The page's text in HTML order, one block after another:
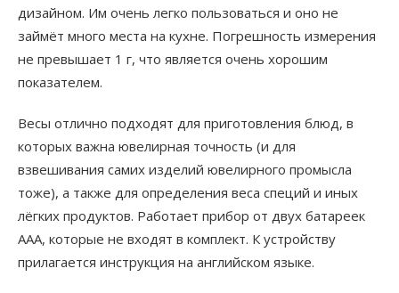
дизайном. Им очень легко пользоваться и оно не
займёт много места на кухне. Погрешность измерения
не превышает 1 г, что является очень хорошим
показателем.
Весы отлично подходят для приготовления блюд, в
которых важна ювелирная точность (и для
взвешивания самих изделий ювелирного промысла
тоже), а также для определения веса специй и иных
лёгких продуктов. Работает прибор от двух батареек
ААА, которые не входят в комплект. К устройству
прилагается инструкция на английском языке.